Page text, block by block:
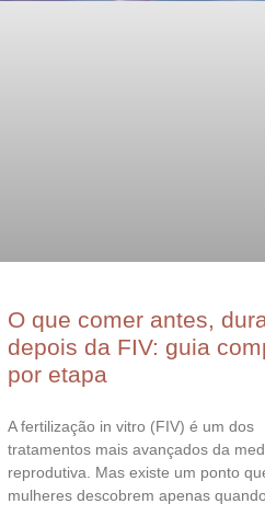
O que comer antes,
depois da FIV: guia
por etapa
A fertilização in vitro (FIV) é um dos
tratamentos mais avançados da
reprodutiva. Mas existe um ponto
mulheres descobrem apenas